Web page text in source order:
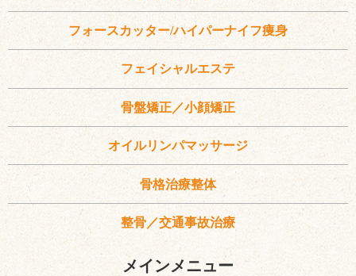
フォースカッター/ハイパーナイフ痩身
フェイシャルエステ
骨盤矯正／小顔矯正
オイルリンパマッサージ
骨格治療整体
整骨／交通事故治療
メインメニュー